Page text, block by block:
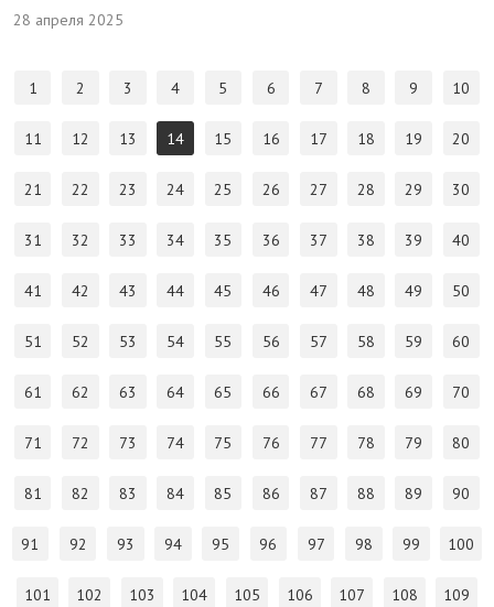
28 апреля 2025
1 2 3 4 5 6 7 8 9 10
11 12 13 14 15 16 17 18 19 20
21 22 23 24 25 26 27 28 29 30
31 32 33 34 35 36 37 38 39 40
41 42 43 44 45 46 47 48 49 50
51 52 53 54 55 56 57 58 59 60
61 62 63 64 65 66 67 68 69 70
71 72 73 74 75 76 77 78 79 80
81 82 83 84 85 86 87 88 89 90
91 92 93 94 95 96 97 98 99 100
101 102 103 104 105 106 107 108 109